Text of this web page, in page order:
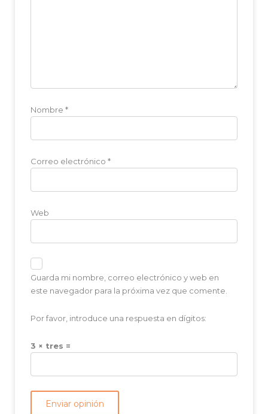
Nombre *
Correo electrónico *
Web
Guarda mi nombre, correo electrónico y web en
este navegador para la próxima vez que comente.
Por favor, introduce una respuesta en dígitos:
3 × tres =